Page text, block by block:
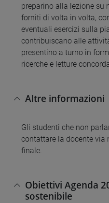
preparino alla lezione su
forniti di volta in volta,
eventuali esercizi sulla
contribuiscano alle
presentino a turno in
ricerche e letture
Altre informazioni
Gli studenti che non
contattare la docente via
finale.
Obiettivi Agenda
sostenibile